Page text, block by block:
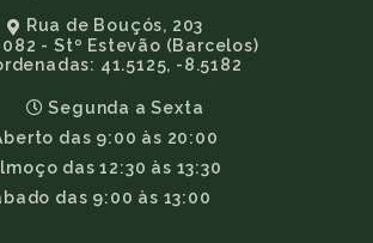
Rua de Bouçós, 203
- Stº Estevão (Barcelos)
41.5125, -8.5182
Segunda a Sexta
das 9:00 às 20:00
das 12:30 às 13:30
das 9:00 às 13:00